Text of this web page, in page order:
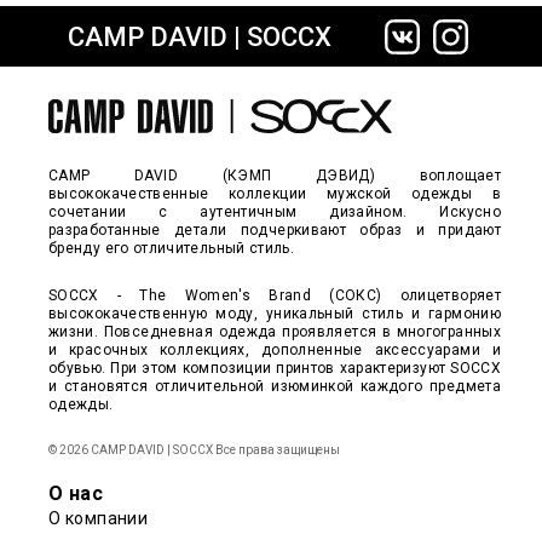
сайте СДЭК
CAMP DAVID | SOCCX
CAMP DAVID (КЭМП ДЭВИД) воплощает
высококачественные коллекции мужской одежды в
сочетании с аутентичным дизайном. Искусно
разработанные детали подчеркивают образ и придают
бренду его отличительный стиль.
SOCCX - The Women's Brand (СОКС) олицетворяет
высококачественную моду, уникальный стиль и гармонию
жизни. Повседневная одежда проявляется в многогранных
и красочных коллекциях, дополненные аксессуарами и
обувью. При этом композиции принтов характеризуют SOCCX
и становятся отличительной изюминкой каждого предмета
одежды.
© 2026 CAMP DAVID | SOCCX Все права защищены
О нас
О компании